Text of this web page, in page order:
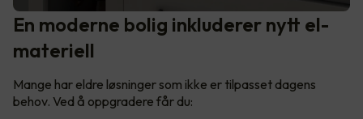
En moderne bolig inkluderer nytt el-
materiell
Mange har eldre løsninger som ikke er tilpasset dagens
behov. Ved å oppgradere får du: